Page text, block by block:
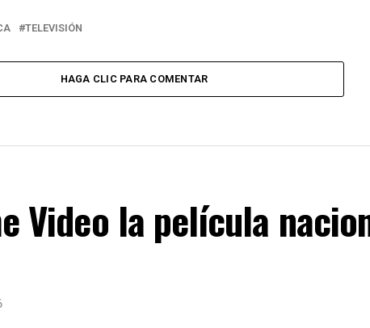
TELEVISIÓN
HAGA CLIC PARA COMENTAR
Video la película